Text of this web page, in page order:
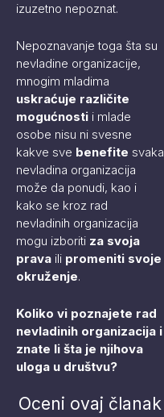
izuzetno nepoznat.
Nepoznavanje toga šta su
nevladine organizacije,
mnogim mladima
uskraćuje različite
mogućnosti i mlade
osobe nisu ni svesne
kakve sve benefite svaka
nevladina organizacija
može da ponudi, kao i
kako se kroz rad
nevladinih organizacija
mogu izboriti za svoja
prava ili promeniti svoje
okruženje.
Koliko vi poznajete rad
nevladinih organizacija i
znate li šta je njihova
uloga u društvu?
Oceni ovaj članak